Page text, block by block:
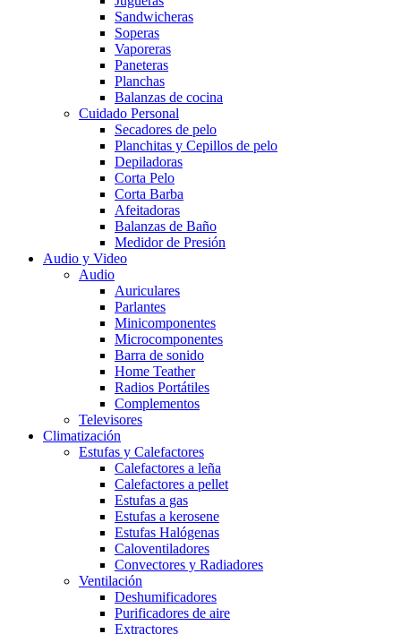
Sandwicheras
Soperas
Vaporeras
Paneteras
Planchas
Balanzas de cocina
Cuidado Personal
Secadores de pelo
Planchitas y Cepillos de pelo
Depiladoras
Corta Pelo
Corta Barba
Afeitadoras
Balanzas de Baño
Medidor de Presión
Audio y Video
Audio
Auriculares
Parlantes
Minicomponentes
Microcomponentes
Barra de sonido
Home Teather
Radios Portátiles
Complementos
Televisores
Climatización
Estufas y Calefactores
Calefactores a leña
Calefactores a pellet
Estufas a gas
Estufas a kerosene
Estufas Halógenas
Caloventiladores
Convectores y Radiadores
Ventilación
Deshumificadores
Purificadores de aire
Extractores